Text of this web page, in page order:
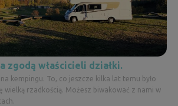
zgodą właścicieli działki.
kempingu. To, co jeszcze kilka lat temu było
wielką rzadkością. Możesz biwakować z nami w